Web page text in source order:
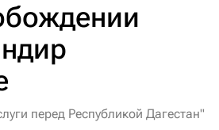
перед Республикой Дагестан"